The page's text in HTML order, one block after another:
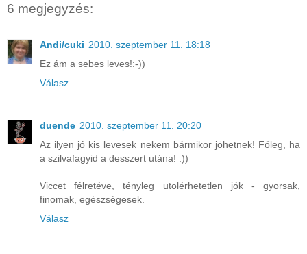
6 megjegyzés:
Andi/cuki 2010. szeptember 11. 18:18
Ez ám a sebes leves!:-))
Válasz
duende 2010. szeptember 11. 20:20
Az ilyen jó kis levesek nekem bármikor jöhetnek! Főleg, ha
a szilvafagyid a desszert utána! :))
Viccet félretéve, tényleg utolérhetetlen jók - gyorsak,
finomak, egészségesek.
Válasz